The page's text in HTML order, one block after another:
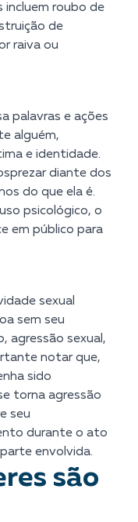
incluem roubo de
de
raiva ou
palavras e ações
alguém,
e identidade.
diante dos
do que ela é.
psicológico, o
em público para
sexual
sem seu
agressão sexual,
notar que,
sido
torna agressão
seu
durante o ato
envolvida.
são